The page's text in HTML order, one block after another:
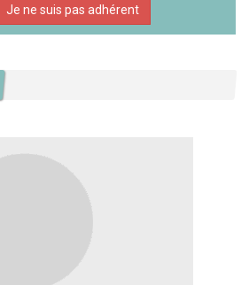
Je ne suis pas adhérent